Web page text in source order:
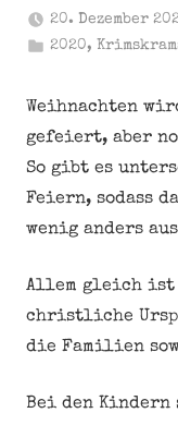
20. Dezember
2020,
Weihnachten
gefeiert, aber
So gibt es
Feiern, sodass
wenig anders
Allem gleich ist
christliche
die Familien
Bei den Kindern